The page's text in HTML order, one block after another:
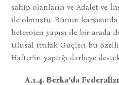
sahip olanların ve Adalet ve
ile olmuştu. Bunun
heterojen yapısı ile bir arada
Ulusal ittifak Güçleri bu
Hafter’in yaptığı darbeye
A.1.4. Berka’da